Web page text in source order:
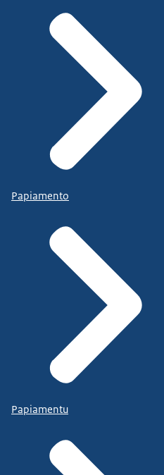
Papiamento
Papiamentu